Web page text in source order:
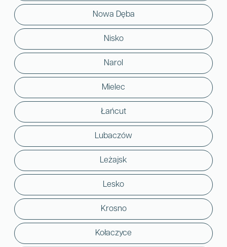
Nowa Dęba
Nisko
Narol
Mielec
Łańcut
Lubaczów
Leżajsk
Lesko
Krosno
Kołaczyce